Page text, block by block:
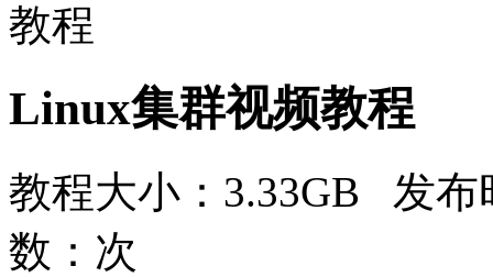
教程
Linux集群视频教程
教程大小：3.33GB 发
数： 次